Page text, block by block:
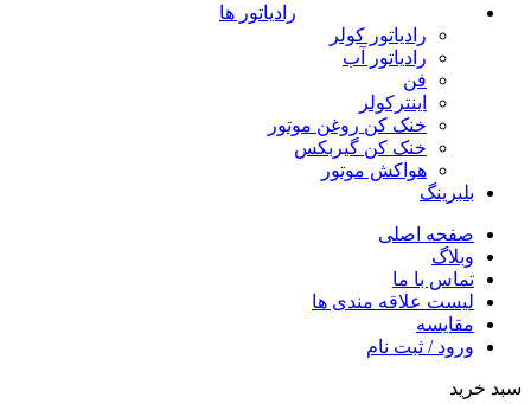
رادیاتور ها
رادیاتور کولر
رادیاتور آب
فن
اینترکولر
خنک کن روغن موتور
خنک کن گیربکس
هواکش موتور
بلبرینگ
صفحه اصلی
وبلاگ
تماس با ما
لیست علاقه مندی ها
مقایسه
ورود / ثبت نام
سبد خرید